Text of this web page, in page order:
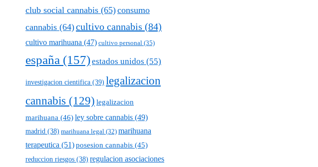
club social cannabis (65)consumo
cannabis (64)cultivo cannabis (84)
cultivo marihuana (47) cultivo personal (35)
españa (157)estados unidos (55)
investigacion cientifica (39) legalizacion
cannabis (129) legalizacion
marihuana (46)ley sobre cannabis (49)
madrid (38) marihuana legal (32) marihuana
terapeutica (51)posesion cannabis (45)
reduccion riesgos (38) regulacion asociaciones